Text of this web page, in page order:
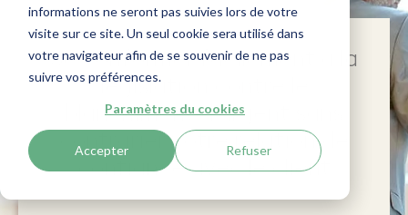
informations ne seront pas suivies lors de votre
visite sur ce site. Un seul cookie sera utilisé dans
votre navigateur afin de se souvenir de ne pas
suivre vos préférences.
Paramètres du cookies
Accepter Refuser
Se conformer facilement à la
législation contre le
blanchiment d’argent sans
contrarier votre relation
confianceavec le client